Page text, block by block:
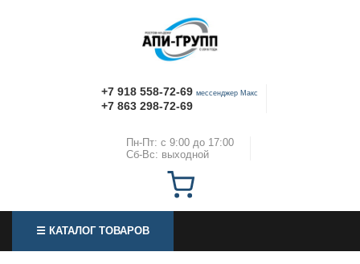
+7 918 558-72-69 мессенджер Макс
+7 863 298-72-69
Пн-Пт: с 9:00 до 17:00
Сб-Вс: выходной
☰ КАТАЛОГ ТОВАРОВ